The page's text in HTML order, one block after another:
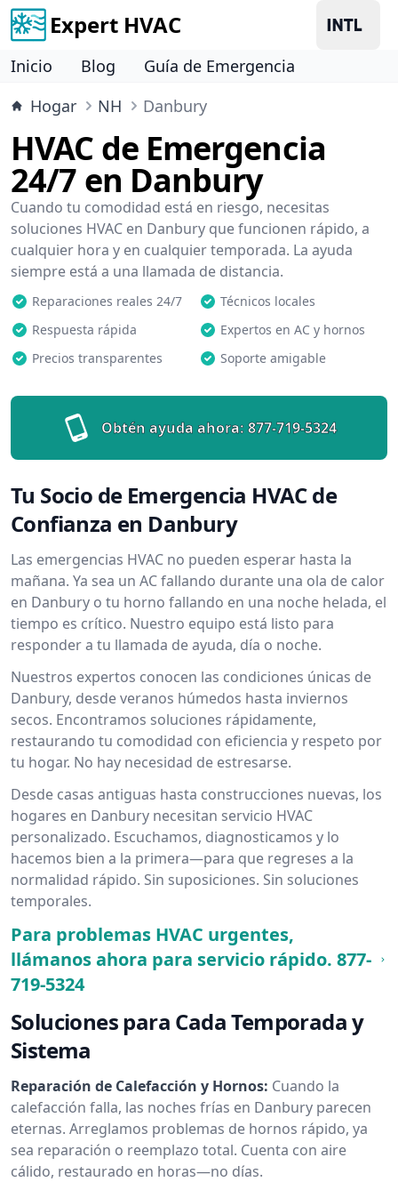
Expert HVAC
Inicio Blog
Guía de Emergencia
Hogar
NH Danbury
HVAC de Emergencia
24/7 en Danbury
Cuando tu comodidad está en riesgo, necesitas
soluciones HVAC en Danbury que funcionen rápido, a
cualquier hora y en cualquier temporada. La ayuda
siempre está a una llamada de distancia.
Reparaciones reales 24/7
Técnicos locales
Respuesta rápida
Expertos en AC y hornos
Precios transparentes
Soporte amigable
Obtén ayuda ahora: 877-719-5324
Tu Socio de Emergencia HVAC de
Confianza en Danbury
Las emergencias HVAC no pueden esperar hasta la
mañana. Ya sea un AC fallando durante una ola de calor
en Danbury o tu horno fallando en una noche helada, el
tiempo es crítico. Nuestro equipo está listo para
responder a tu llamada de ayuda, día o noche.
Nuestros expertos conocen las condiciones únicas de
Danbury, desde veranos húmedos hasta inviernos
secos. Encontramos soluciones rápidamente,
restaurando tu comodidad con eficiencia y respeto por
tu hogar. No hay necesidad de estresarse.
Desde casas antiguas hasta construcciones nuevas, los
hogares en Danbury necesitan servicio HVAC
personalizado. Escuchamos, diagnosticamos y lo
hacemos bien a la primera—para que regreses a la
normalidad rápido. Sin suposiciones. Sin soluciones
temporales.
Para problemas HVAC urgentes,
llámanos ahora para servicio rápido. 877-
719-5324
Soluciones para Cada Temporada y
Sistema
Reparación de Calefacción y Hornos: Cuando la
calefacción falla, las noches frías en Danbury parecen
eternas. Arreglamos problemas de hornos rápido, ya
sea reparación o reemplazo total. Cuenta con aire
cálido, restaurado en horas—no días.